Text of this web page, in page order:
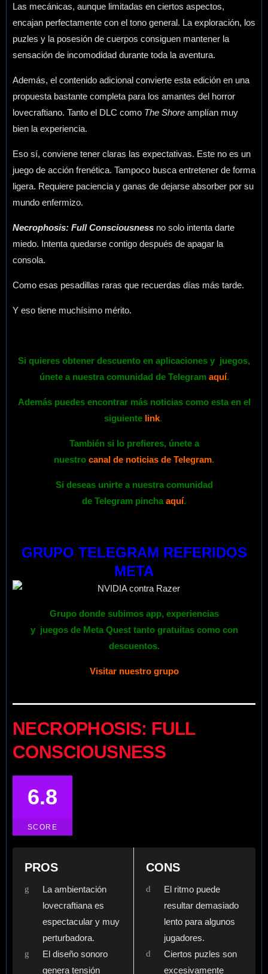
Las mecánicas, aunque limitadas en ciertos aspectos,
encajan perfectamente con el tono general. La exploración, los
puzles y la posesión de cuerpos consiguen mantener la
sensación de incomodidad durante toda la aventura.
Además, el contenido adicional convierte esta edición en una
propuesta bastante completa para los amantes del horror
lovecraftiano. Tanto el DLC como The Shore amplían muy
bien la experiencia.
Eso sí, conviene tener claras las expectativas. Este no es un
juego de acción frenética. Tampoco busca entretener de forma
ligera. Requiere paciencia y ganas de dejarse absorber por su
mundo enfermizo.
Necrophosis: Full Consciousness no solo intenta darte
miedo. Intenta quedarse contigo después de apagar la
consola.
Como esas pesadillas raras que recuerdas días más tarde.
Y eso tiene muchísimo mérito.
Si quieres obtener descuento en aplicaciones y juegos,
únete a nuestra comunidad de Telegram aquí.
Además puedes encontrar más noticias como esta en el
siguiente link.
También si lo prefieres, únetea
nuestro canal de noticias de Telegram.
Si deseas unirte a nuestra comunidad
de Telegram pincha aquí.
GRUPO TELEGRAM REFERIDOS
META
Grupo donde subimos app, experiencias
y juegosdeMeta Questtanto gratuitas como con
descuentos.
Visitar nuestro grupo
NECROPHOSIS: FULL
CONSCIOUSNESS
6.8
SCORE
PROS
La ambientación
lovecraftiana es
espectacular y muy
perturbadora.
El diseño sonoro
genera tensión
CONS
El ritmo puede
resultar demasiado
lento para algunos
jugadores.
Ciertos puzles son
excesivamente